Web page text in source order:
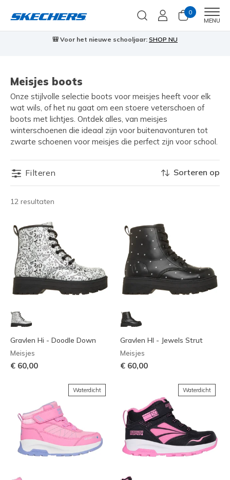
0
MENU
🎒 Voor het nieuwe schooljaar: SHOP NU
Meisjes boots
Onze stijlvolle selectie boots voor meisjes heeft voor elk
wat wils, of het nu gaat om een stoere veterschoen of
boots met lichtjes. Ontdek alles, van meisjes
winterschoenen die ideaal zijn voor buitenavonturen tot
zwarte schoenen voor meisjes die perfect zijn voor school.
Filteren
12 resultaten
Sorteren op
Gravlen Hi - Doodle Down
Meisjes
€ 60,00
Gravlen HI - Jewels Strut
Meisjes
€ 60,00
Waterdicht Waterdicht